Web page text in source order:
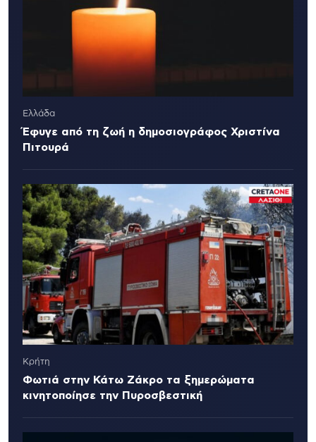
Ελλάδα
Έφυγε από τη ζωή η δημοσιογράφος Χριστίνα
Πιτουρά
Κρήτη
Φωτιά στην Κάτω Ζάκρο τα ξημερώματα
κινητοποίησε την Πυροσβεστική